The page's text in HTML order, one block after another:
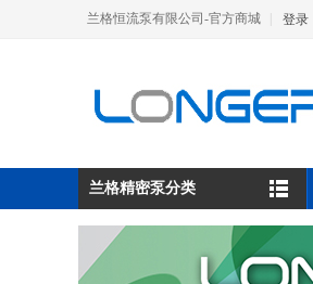
兰格恒流泵有限公司-官方商城 登录
兰格精密泵分类